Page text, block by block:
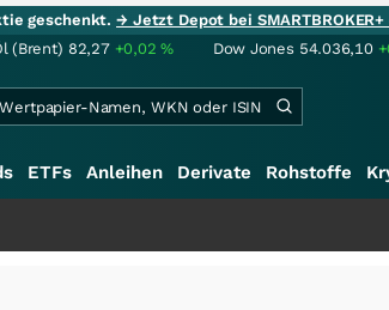
geschenkt.→ Jetzt Depot bei
(Brent) 82,27 +0,02% Dow Jones 54.036,10
ETFs Anleihen Derivate Rohstoffe